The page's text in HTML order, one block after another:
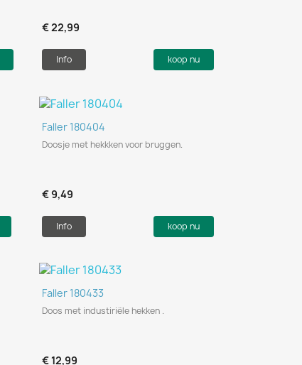
€ 22,99
Info koop nu
Snel bekijken
Faller 180404
Doosje met hekkken voor bruggen.
€ 9,49
Info koop nu
Snel bekijken
Faller 180433
Doos met industiriële hekken .
€ 12,99